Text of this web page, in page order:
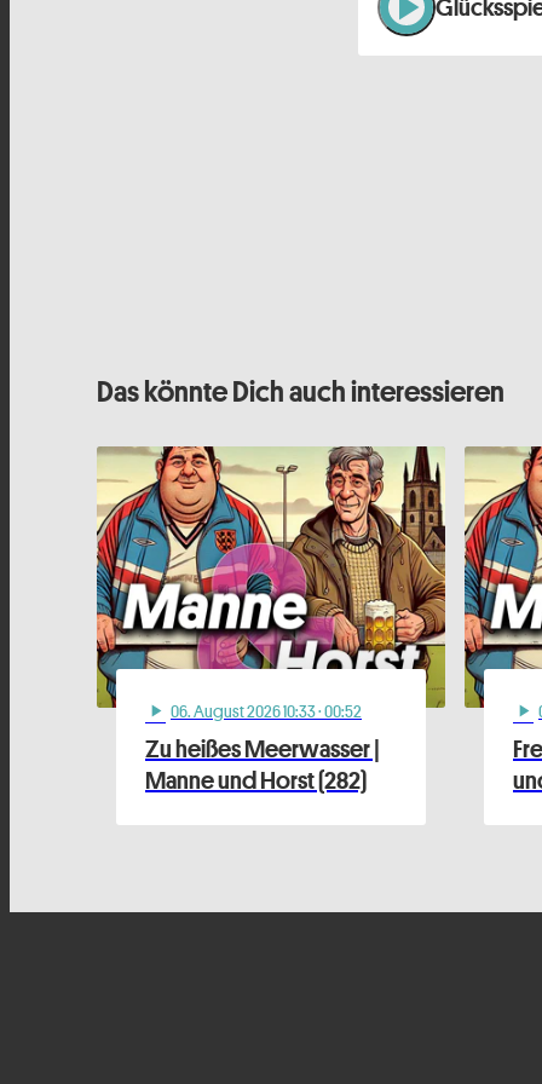
Das könnte Dich auch interessieren
play_arrow 06. August 2026 10:33· 00:52
Zu heißes Meerwasser |
Manne und Horst (282)
play_arrow